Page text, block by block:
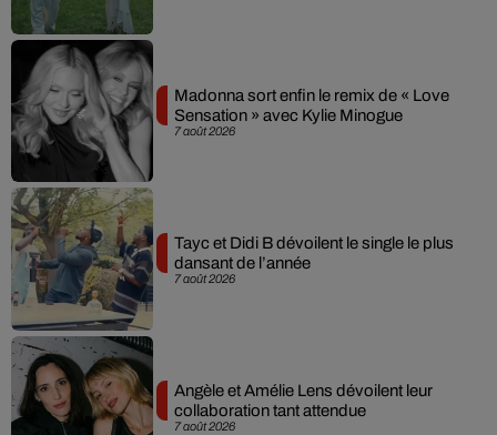
7 août 2026
Madonna sort enfin le remix de « Love
Sensation » avec Kylie Minogue
7 août 2026
Tayc et Didi B dévoilent le single le plus
dansant de l’année
7 août 2026
Angèle et Amélie Lens dévoilent leur
collaboration tant attendue